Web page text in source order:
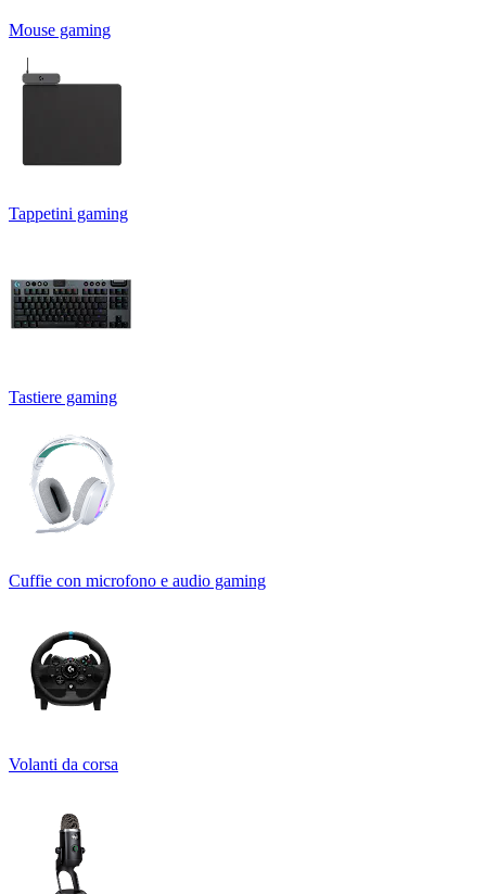
Mouse gaming
Tappetini gaming
Tastiere gaming
Cuffie con microfono e audio gaming
Volanti da corsa